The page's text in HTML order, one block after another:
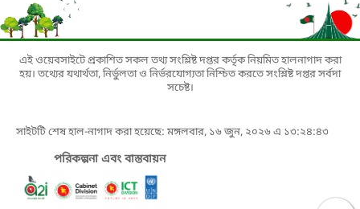
এই ওয়েবসাইটে প্রকাশিত সকল তথ্য সংশ্লিষ্ট দপ্তর কর্তৃক নিয়মিত হালনাগাদ করা
হয়। তথ্যের যথার্থতা, নির্ভুলতা ও নির্ভরযোগ্যতা নিশ্চিত করতে সংশ্লিষ্ট দপ্তর সর্বদা
সচেষ্ট।
সাইটটি শেষ হাল-নাগাদ করা হয়েছে: মঙ্গলবার, ১৬ জুন, ২০২৬ এ ১৩:২৪:৪৩
পরিকল্পনা এবং বাস্তবায়ন